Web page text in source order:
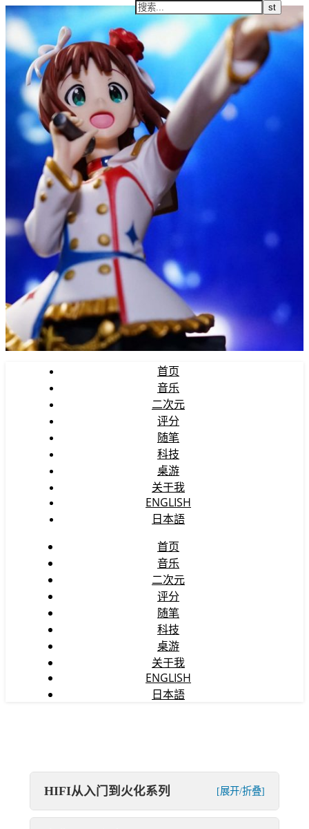
首页
音乐
二次元
评分
随笔
科技
桌游
关于我
ENGLISH
日本語
首页
音乐
二次元
评分
随笔
科技
桌游
关于我
ENGLISH
日本語
HIFI从入门到火化系列 [展开/折叠]